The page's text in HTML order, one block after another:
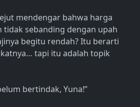
mendengar bahwa harga
tidak sebanding dengan upah
begitu rendah? Itu berarti
tapi itu adalah topik
bertindak, Yuna!”